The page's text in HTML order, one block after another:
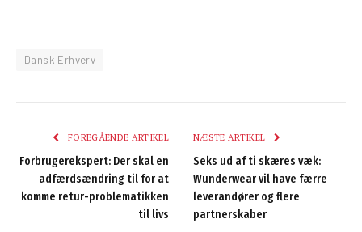
Dansk Erhverv
FOREGÅENDE ARTIKEL
Forbrugerekspert: Der skal en
adfærdsændring til for at
komme retur-problematikken
til livs
NÆSTE ARTIKEL
Seks ud af ti skæres væk:
Wunderwear vil have færre
leverandører og flere
partnerskaber